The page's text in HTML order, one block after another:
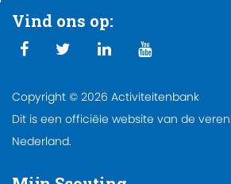
Vind ons op:
Copyright © 2026 Activiteitenbank
Dit is een officiële website van de
Nederland.